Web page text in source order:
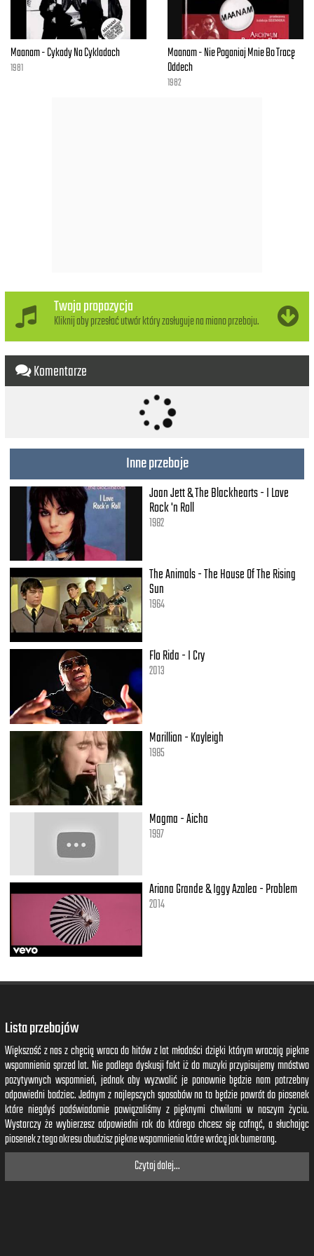
Maanam - Cykady Na Cykladach
1981
Maanam - Nie Poganiaj Mnie Bo Tracę
Oddech
1982
Twoja propozycja
Kliknij aby przesłać utwór który zasługuje na miano przeboju.
Komentarze
Inne przeboje
Joan Jett & The Blackhearts - I Love
Rock 'n Roll
1982
The Animals - The House Of The Rising
Sun
1964
Flo Rida - I Cry
2013
Marillion - Kayleigh
1985
Magma - Aicha
1997
Ariana Grande & Iggy Azalea - Problem
2014
Lista przebojów
Większość z nas z chęcią wraca do hitów z lat młodości dzięki którym wracają piękne
wspomnienia sprzed lat. Nie podlega dyskusji fakt iż do muzyki przypisujemy mnóstwo
pozytywnych wspomnień, jednak aby wyzwolić je ponownie będzie nam potrzebny
odpowiedni bodziec. Jednym z najlepszych sposobów na to będzie powrót do piosenek
które niegdyś podświadomie powiązaliśmy z pięknymi chwilami w naszym życiu.
Wystarczy że wybierzesz odpowiedni rok do którego chcesz się cofnąć, a słuchając
piosenek z tego okresu obudzisz piękne wspomnienia które wrócą jak bumerang.
Czytaj dalej...